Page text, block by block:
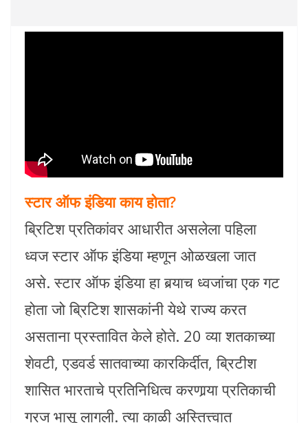
स्टार ऑफ इंडिया काय होता?
ब्रिटिश प्रतिकांवर आधारीत असलेला पहिला
ध्वज स्टार ऑफ इंडिया म्हणून ओळखला जात
असे. स्टार ऑफ इंडिया हा बर्‍याच ध्वजांचा एक गट
होता जो ब्रिटिश शासकांनी येथे राज्य करत
असताना प्रस्तावित केले होते. 20 व्या शतकाच्या
शेवटी, एडवर्ड सातवाच्या कारकिर्दीत, ब्रिटीश
शासित भारताचे प्रतिनिधित्व करणार्‍या प्रतिकाची
गरज भासू लागली. त्या काळी अस्तित्त्वात